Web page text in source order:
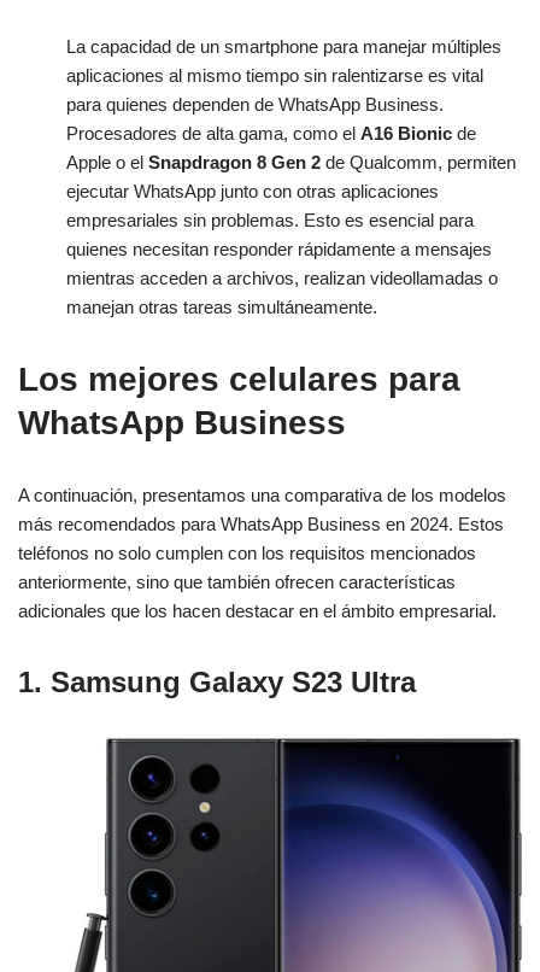
La capacidad de un smartphone para manejar múltiples
aplicaciones al mismo tiempo sin ralentizarse es vital
para quienes dependen de WhatsApp Business.
Procesadores de alta gama, como el A16 Bionic de
Apple o el Snapdragon 8 Gen 2 de Qualcomm, permiten
ejecutar WhatsApp junto con otras aplicaciones
empresariales sin problemas. Esto es esencial para
quienes necesitan responder rápidamente a mensajes
mientras acceden a archivos, realizan videollamadas o
manejan otras tareas simultáneamente.
Los mejores celulares para
WhatsApp Business
A continuación, presentamos una comparativa de los modelos
más recomendados para WhatsApp Business en 2024. Estos
teléfonos no solo cumplen con los requisitos mencionados
anteriormente, sino que también ofrecen características
adicionales que los hacen destacar en el ámbito empresarial.
1. Samsung Galaxy S23 Ultra